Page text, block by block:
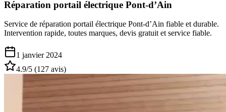
Réparation portail électrique Pont-d’Ain
Service de réparation portail électrique Pont-d’Ain fiable et durable.
Intervention rapide, toutes marques, devis gratuit et service fiable.
1 janvier 2024
4.9/5 (127 avis)